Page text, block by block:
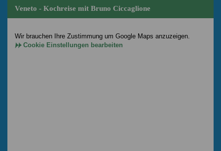
Veneto - Kochreise mit Bruno Ciccaglione
Wir brauchen Ihre Zustimmung um Google Maps anzuzeigen.
Cookie Einstellungen bearbeiten